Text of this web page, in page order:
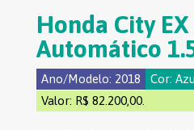
Honda City EX
Automático
Ano/Modelo: 2018 Cor:
Valor: R$ 82.200,00.